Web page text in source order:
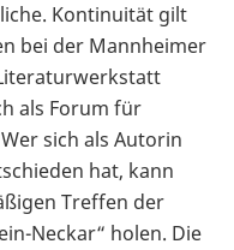
Kontinuität gilt
bei der Mannheimer
als Forum für
sich als Autorin
hat, kann
Treffen der
Neckar“ holen. Die